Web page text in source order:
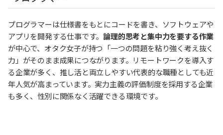
プログラマーは仕様書をもとにコードを書き、ソフトウェアや
アプリを開発する仕事です。論理的思考と集中力を要する作業
が中心で、オタク女子が持つ「一つの問題を粘り強く考え抜く
力」がそのまま成果につながります。リモートワークを導入す
る企業が多く、推し活と両立しやすい代表的な職種としても近
年人気が高まっています。実力主義の評価制度を採用する企業
も多く、性別に関係なく活躍できる環境です。